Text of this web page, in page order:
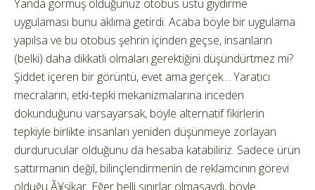
Yanda görmüş olduğunuz otobüs üstü giydirme
uygulaması bunu aklıma getirdi. Acaba böyle bir uygulama
yapılsa ve bu otobüs şehrin içinden geçse, insanların
(belki) daha dikkatli olmaları gerektiğini düşündürtmez mi?
Şiddet içeren bir görüntü, evet ama gerçek… Yaratıcı
mecraların, etki-tepki mekanizmalarına inceden
dokunduğunu varsayarsak, böyle alternatif fikirlerin
tepkiyle birlikte insanları yeniden düşünmeye zorlayan
durdurucular olduğunu da hesaba katabiliriz. Sadece ürün
sattırmanın değil, bilinçlendirmenin de reklamcının görevi
olduğu Ã¥şikar. Eğer belli sınırlar olmasaydı, böyle